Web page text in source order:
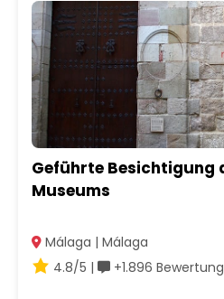
Geführte Besichtigung
Museums
Málaga | Málaga
4.8/5 |
+1.896